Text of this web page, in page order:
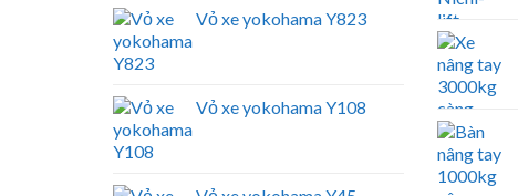
Vỏ xe yokohama Y823
Vỏ xe yokohama Y108